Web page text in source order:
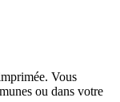
Vous
ou dans votre